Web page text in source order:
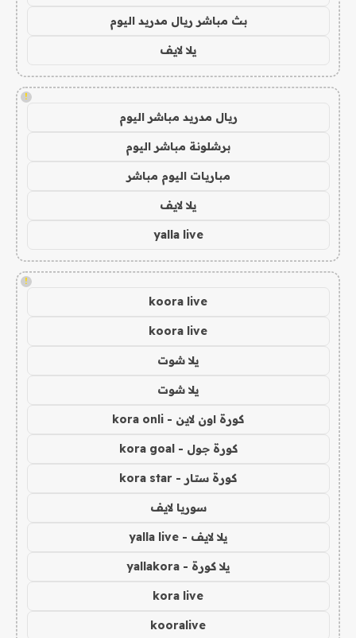
بث مباشر ريال مدريد اليوم
يلا لايف
!
ريال مدريد مباشر اليوم
برشلونة مباشر اليوم
مباريات اليوم مباشر
يلا لايف
yalla live
!
koora live
koora live
يلا شوت
يلا شوت
كورة اون لاين - kora onli
كورة جول - kora goal
كورة ستار - kora star
سوريا لايف
يلا لايف - yalla live
يلا كورة - yallakora
kora live
kooralive